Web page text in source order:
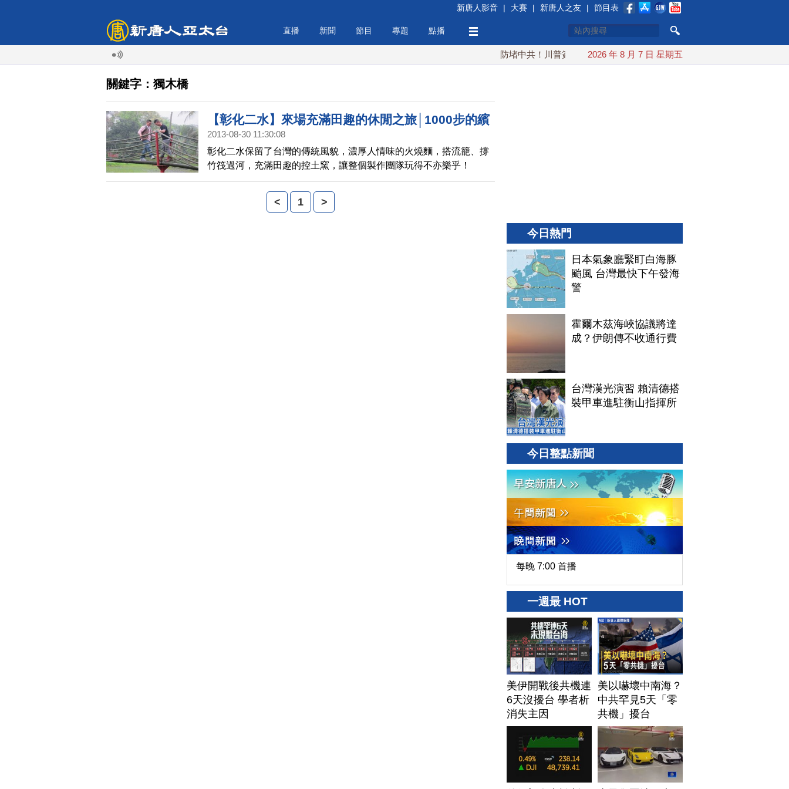
新唐人影音 | 大賽 | 新唐人之友 | 節目表
直播 新聞 節目 專題 點播
防堵中共！川普簽行政令 對多晶矽課15%關稅
2026 年 8 月 7 日 星期五
關鍵字：獨木橋
【彰化二水】來場充滿田趣的休閒之旅│1000步的繽
紛台灣(47)
2013-08-30 11:30:08
彰化二水保留了台灣的傳統風貌，濃厚人情味的火燒麵，搭流籠、撐
竹筏過河，充滿田趣的控土窯，讓整個製作團隊玩得不亦樂乎！
< 1 >
今日熱門
日本氣象廳緊盯白海豚
颱風 台灣最快下午發海
警
霍爾木茲海峽協議將達
成？伊朗傳不收通行費
台灣漢光演習 賴清德搭
裝甲車進駐衡山指揮所
今日整點新聞
每晚 7:00 首播
一週最 HOT
美伊開戰後共機連
6天沒擾台 學者析
消失主因
美以嚇壞中南海？
中共罕見5天「零
共機」擾台